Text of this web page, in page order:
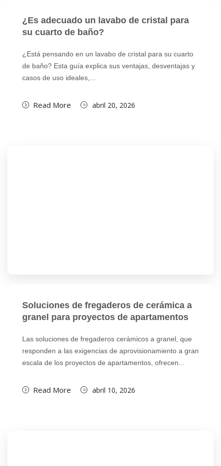
¿Es adecuado un lavabo de cristal para
su cuarto de baño?
¿Está pensando en un lavabo de cristal para su cuarto
de baño? Esta guía explica sus ventajas, desventajas y
casos de uso ideales,...
Read More abril 20, 2026
Soluciones de fregaderos de cerámica a
granel para proyectos de apartamentos
Las soluciones de fregaderos cerámicos a granel, que
responden a las exigencias de aprovisionamiento a gran
escala de los proyectos de apartamentos, ofrecen...
Read More abril 10, 2026